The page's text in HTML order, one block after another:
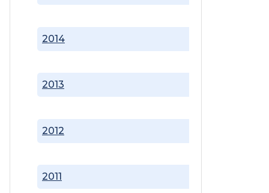
2011
2012
2013
2014